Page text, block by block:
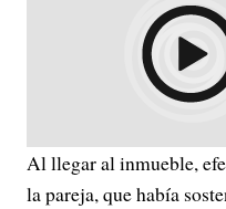
Al llegar al inmueble,
la pareja, que había